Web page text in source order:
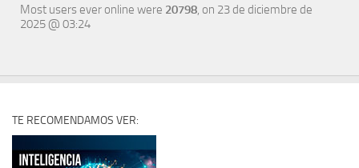
Most users ever online were 20798, on 23 de diciembre de
2025 @ 03:24
TE RECOMENDAMOS VER: